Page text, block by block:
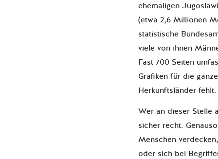
ehemaligen
(etwa 2,6 Millionen
statistische
viele von ihnen
Fast 700 Seiten
Grafiken für die
Herkunftsländer fehlt.
Wer an dieser Stelle
sicher recht.
Menschen
oder sich bei